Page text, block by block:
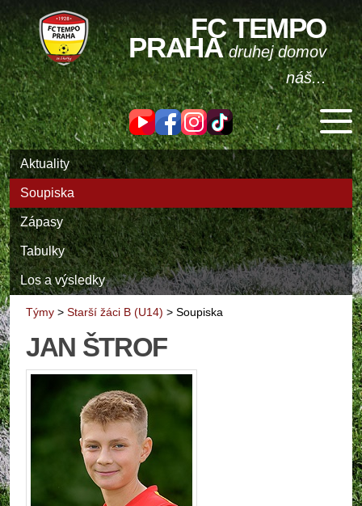
FC TEMPO
PRAHAdruhej domov
náš...
Aktuality
Soupiska
Zápasy
Tabulky
Los a výsledky
Týmy > Starší žáci B (U14) > Soupiska
JAN ŠTROF